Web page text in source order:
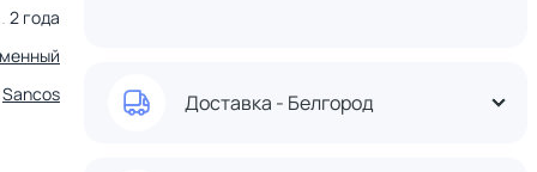
2 года
Sancos Доставка - Белгород